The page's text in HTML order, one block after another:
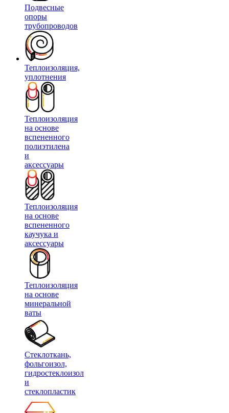
Подвесные
опоры
трубопроводов
Теплоизоляция,
уплотнения
Теплоизоляция
на основе
вспененного
полиэтилена
и
аксессуары
Теплоизоляция
на основе
вспененного
каучука и
аксессуары
Теплоизоляция
на основе
минеральной
ваты
Стеклоткань,
фольгоизол,
гидростеклоизол
и
стеклопластик